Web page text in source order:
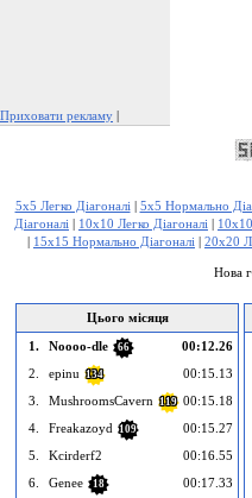
Приховати рекламу |
5x5 Легко Діагоналі | 5x5 Нормально
Діагоналі | 10x10 Легко Діагоналі |
| 15x15 Нормально Діагоналі | 20x20
Нова
Цього місяця
1.
Noooo-dle 66
00:12.26
2.
epinu 134
00:15.13
3.
MushroomsCavern 119 00:15.18
4.
Freakazoyd 109
00:15.27
5.
Kcirderf2
00:16.55
6.
Genee 18
00:17.33